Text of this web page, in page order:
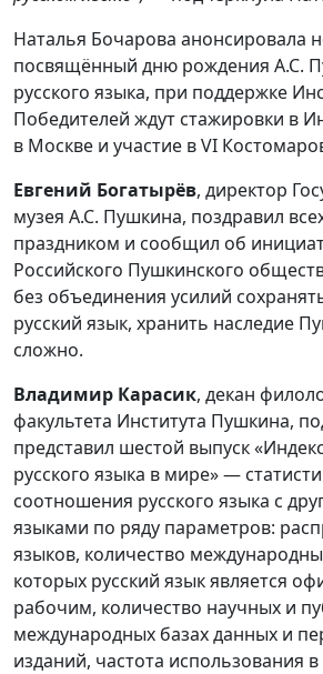
Наталья Бочарова анонсировала
посвящённый дню рождения А.С.
русского языка, при поддержке
Победителей ждут стажировки в
в Москве и участие в VI
Евгений Богатырёв, директор
музея А.С. Пушкина, поздравил
праздником и сообщил об
Российского Пушкинского
без объединения усилий
русский язык, хранить наследие
сложно.
Владимир Карасик, декан
факультета Института Пушкина,
представил шестой выпуск
русского языка в мире» —
соотношения русского языка с
языками по ряду параметров:
языков, количество
которых русский язык является
рабочим, количество научных и
международных базах данных и
изданий, частота использования